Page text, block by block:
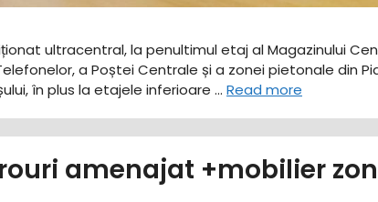
ultracentral, la penultimul etaj al Magazinului
a Poștei Centrale și a zonei pietonale
în plus la etajele inferioare … Read more
amenajat +mobilier